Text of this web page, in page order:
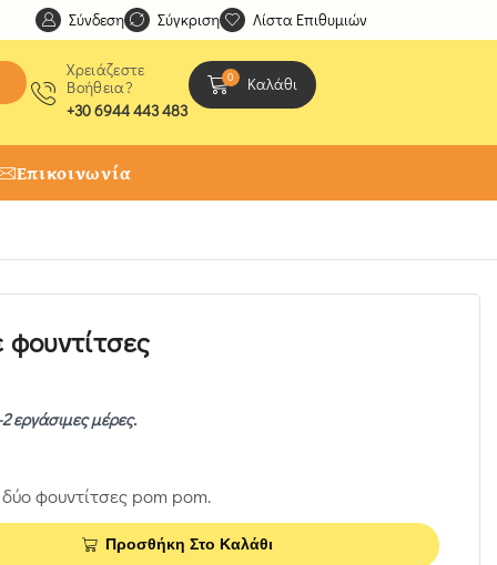
Ανακαλύψτε μοναδικές δημιουργίες από τους
Σύνδεση Σύγκριση Λίστα Επιθυμιών
Χρειάζεστε
Βοήθεια?
+30 6944 443 483
0 Καλάθι
Επικοινωνία
φουντίτσες
εργάσιμες μέρες.
φουντίτσες pom pom.
Προσθήκη Στο Καλάθι